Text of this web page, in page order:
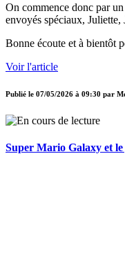
On commence donc par
envoyés spéciaux,
Bonne écoute et à bientôt
Voir l'article
Publié le 07/05/2026 à 09:30 par
Super Mario Galaxy et le